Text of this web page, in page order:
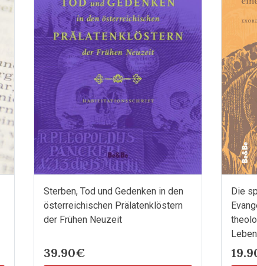
Sterben, Tod und Gedenken in den
österreichischen Prälatenklöstern
der Frühen Neuzeit
39.90€
Die